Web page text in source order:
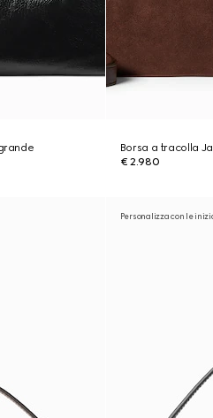
Borsa a tracolla
€ 2.980
Personalizza con le